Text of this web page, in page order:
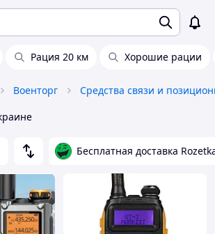
Рация 20 км Хорошие рации
Военторг
Бесплатная доставка